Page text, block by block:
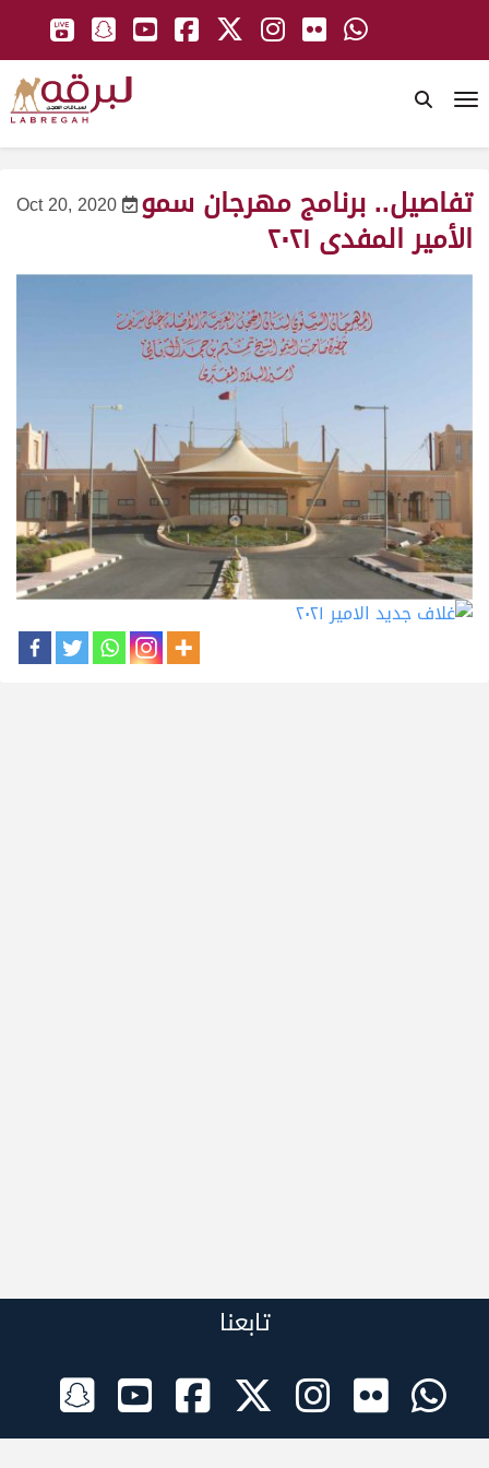
Oct 20, 2020 تفاصيل.. برنامج مهرجان سمو
الأمير المفدى ٢٠٢١
تابعنا